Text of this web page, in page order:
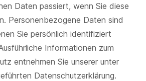
Daten passiert, wenn Sie diese
Personenbezogene Daten sind
Sie persönlich identifiziert
Informationen zum
entnehmen Sie unserer unter
Datenschutzerklärung.